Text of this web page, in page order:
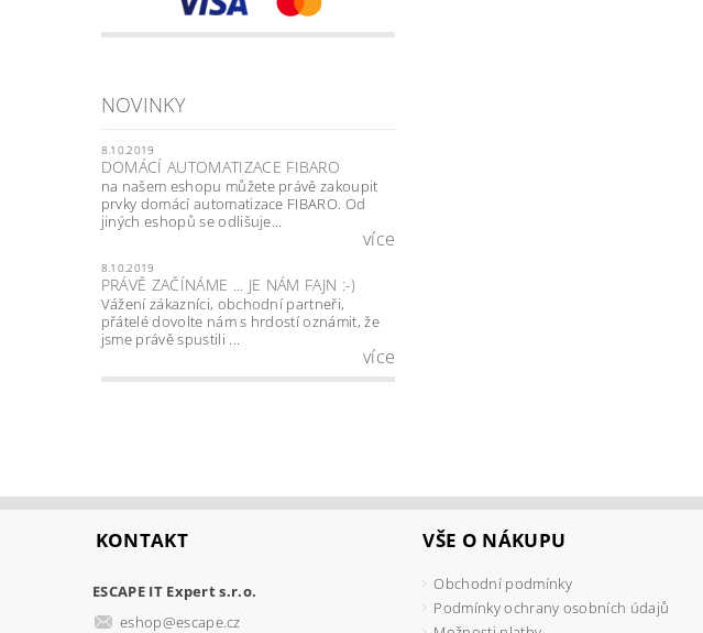
NOVINKY
8.10.2019
DOMÁCÍ AUTOMATIZACE FIBARO
na našem eshopu můžete právě zakoupit
prvky domácí automatizace FIBARO. Od
jiných eshopů se odlišuje...
více
8.10.2019
PRÁVĚ ZAČÍNÁME ... JE NÁM FAJN :-)
Vážení zákazníci, obchodní partneři,
přátelé dovolte nám s hrdostí oznámit, že
jsme právě spustili ...
více
KONTAKT
ESCAPE IT Expert s.r.o.
eshop@escape.cz
VŠE O NÁKUPU
Obchodní podmínky
Podmínky ochrany osobních údajů